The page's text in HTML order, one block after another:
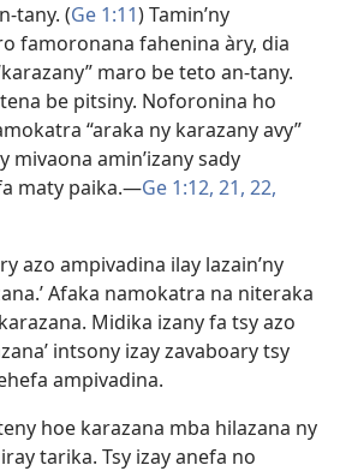
tany. (Ge 1:11) Tamin’ny
famoronana fahenina àry, dia
maro be teto an-tany.
be pitsiny. Noforonina ho
“araka ny karazany avy”
mivaona amin’izany sady
maty paika.​—Ge 1:12, 21, 22,
azo ampivadina ilay lazain’ny
Afaka namokatra na niteraka
Midika izany fa tsy azo
intsony izay zavaboary tsy
ampivadina.
hoe karazana mba hilazana ny
tarika. Tsy izay anefa no